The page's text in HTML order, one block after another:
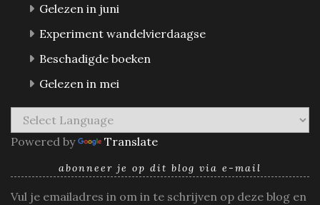
Gelezen in juni
Experiment wandelvierdaagse
Beschadigde boeken
Gelezen in mei
Powered by Translate
abonneer je op dit blog via e-mail
Vul je emailadres in om in te schrijven op deze blog en